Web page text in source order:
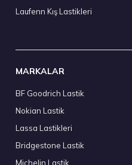
Laufenn Kış Lastikleri
MARKALAR
BF Goodrich Lastik
Nokian Lastik
Lassa Lastikleri
Bridgestone Lastik
Michelin Lastik